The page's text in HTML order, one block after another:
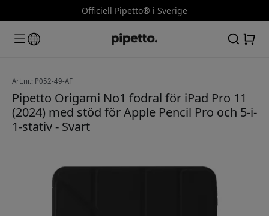
Officiell Pipetto® i Sverige
Art.nr.: P052-49-AF
Pipetto Origami No1 fodral för iPad Pro 11
(2024) med stöd för Apple Pencil Pro och 5-i-
1-stativ - Svart